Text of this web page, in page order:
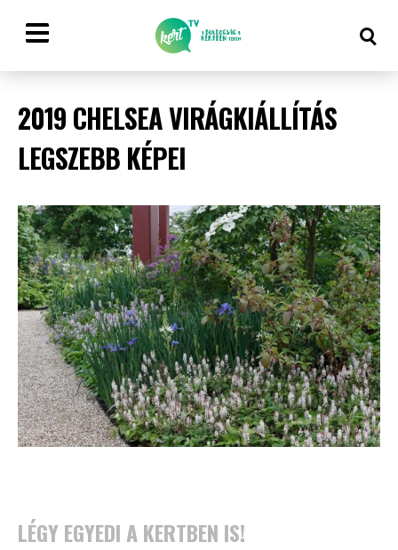
2019 CHELSEA VIRÁGKIÁLLÍTÁS
LEGSZEBB KÉPEI
LÉGY EGYEDI A KERTBEN IS!